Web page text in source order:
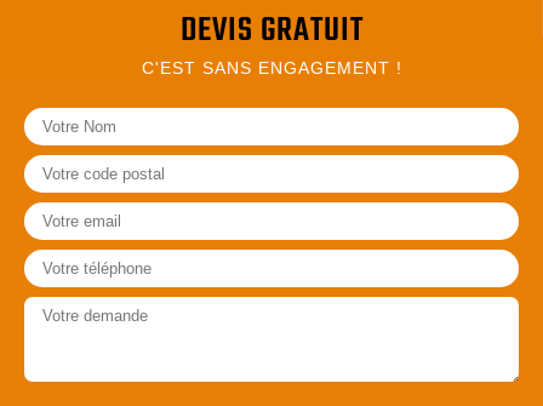
DEVIS GRATUIT
C'EST SANS ENGAGEMENT !